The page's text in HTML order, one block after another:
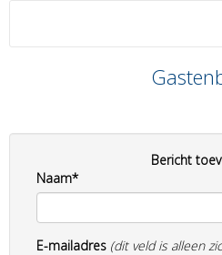
Bericht
Naam*
E-mailadres (dit veld is alleen